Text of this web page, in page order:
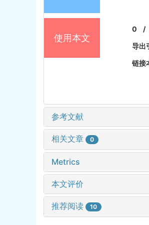
使用本文
0
导出
链接
参考文献
相关文章 0
Metrics
本文评价
推荐阅读 10